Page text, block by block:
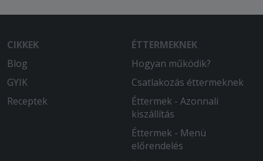
A kiszállítás kicsit hosszú, de az ételek
nagyon rendben voltak.
2025-08-23 - Katalin:
Két óra várakozás után jött amit
reméltem! Három féle étel a pizza alja
nagyon fekete volt a másik grillezett
CIKKEK
Blog
GYIK
Receptek
ÉTTERMEKNEK
Hogyan működik?
Csatlakozás éttermeknek
Éttermek - Azonnali
kiszállítás
Éttermek - Menü
előrendelés